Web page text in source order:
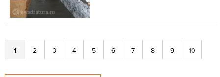
1 2 3 4 5 6 7 8 9 10